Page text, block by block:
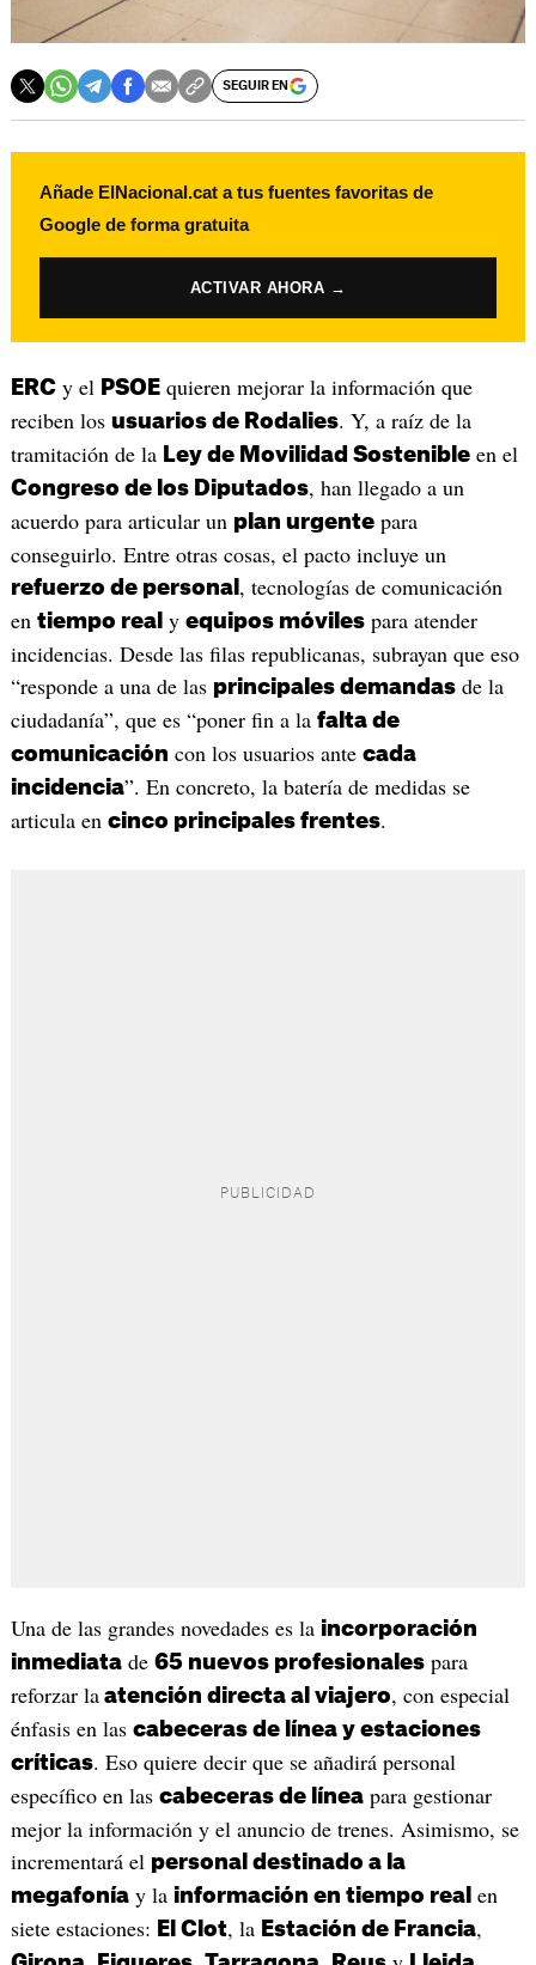
SEGUIR EN
Añade ElNacional.cat a tus fuentes favoritas de
Google de forma gratuita
ACTIVAR AHORA →
ERC y el PSOEquieren mejorar la información que
reciben los usuarios de Rodalies. Y, a raíz de la
tramitación de la Ley de Movilidad Sostenibleen el
Congreso de los Diputados, han llegado a un
acuerdo para articular un plan urgentepara
conseguirlo. Entre otras cosas, el pacto incluye un
refuerzo de personal , tecnologías de comunicación
en tiempo real y equipos móvilespara atender
incidencias. Desde las filas republicanas, subrayan que eso
“responde a una de las principales demandasde la
ciudadanía”, que es “poner fin a la falta de
comunicación con los usuarios ante cada
incidencia”. En concreto, la batería de medidas se
articula en cinco principales frentes.
Una de las grandes novedades es la incorporación
inmediatade 65 nuevos profesionalespara
reforzar laatención directa al viajero, con especial
énfasis en las cabeceras de línea y estaciones
críticas. Eso quiere decir que se añadirá personal
específico en las cabeceras de líneapara gestionar
mejor la información y el anuncio de trenes. Asimismo, se
incrementará el personal destinado a la
megafoníay la información en tiempo real en
siete estaciones: El Clot, la Estación de Francia,